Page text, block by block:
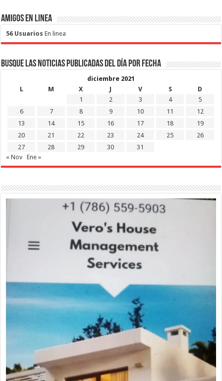
Amigos en Linea
56 Usuarios En linea
Busque las noticias publicadas del día por fecha
diciembre 2021
L
M X J V S
D
1
2 3 4
5
6
7 8 9 10 11
12
13
14 15 16 17 18
19
20
21 22 23 24 25
26
27
28 29 30
31
« Nov
Ene »